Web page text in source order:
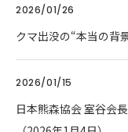
2026/01/26
クマ出没の“本当の背
2026/01/15
日本熊森協会 室谷会